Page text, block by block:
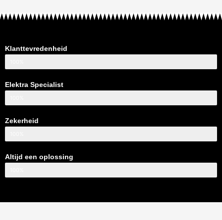
Klanttevredenheid
Elektra Specialist
Zekerheid
Altijd een oplossing